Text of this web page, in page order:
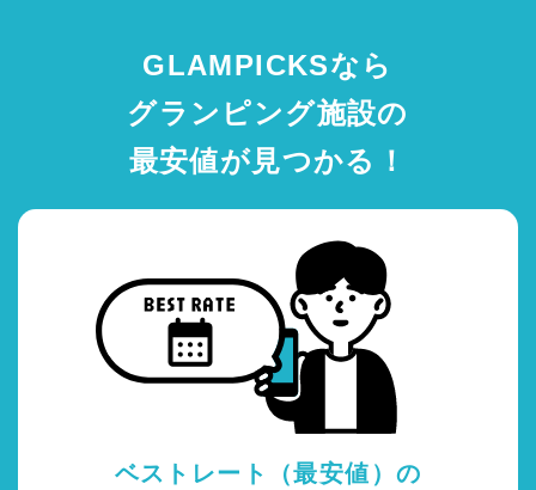
GLAMPICKSなら
グランピング施設の
最安値が見つかる！
ベストレート（最安値）の